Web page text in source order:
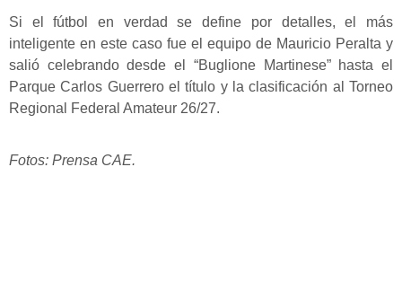
Si el fútbol en verdad se define por detalles, el más
inteligente en este caso fue el equipo de Mauricio Peralta y
salió celebrando desde el “Buglione Martinese” hasta el
Parque Carlos Guerrero el título y la clasificación al Torneo
Regional Federal Amateur 26/27.
Fotos: Prensa CAE.